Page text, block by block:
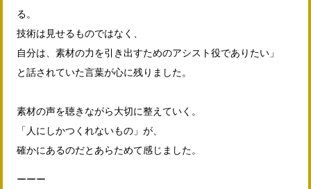
る。
技術は見せるものではなく、
自分は、素材の力を引き出すためのアシスト役でありたい」
と話されていた言葉が心に残りました。
素材の声を聴きながら大切に整えていく。
「人にしかつくれないもの」が、
確かにあるのだとあらためて感じました。
ーーー